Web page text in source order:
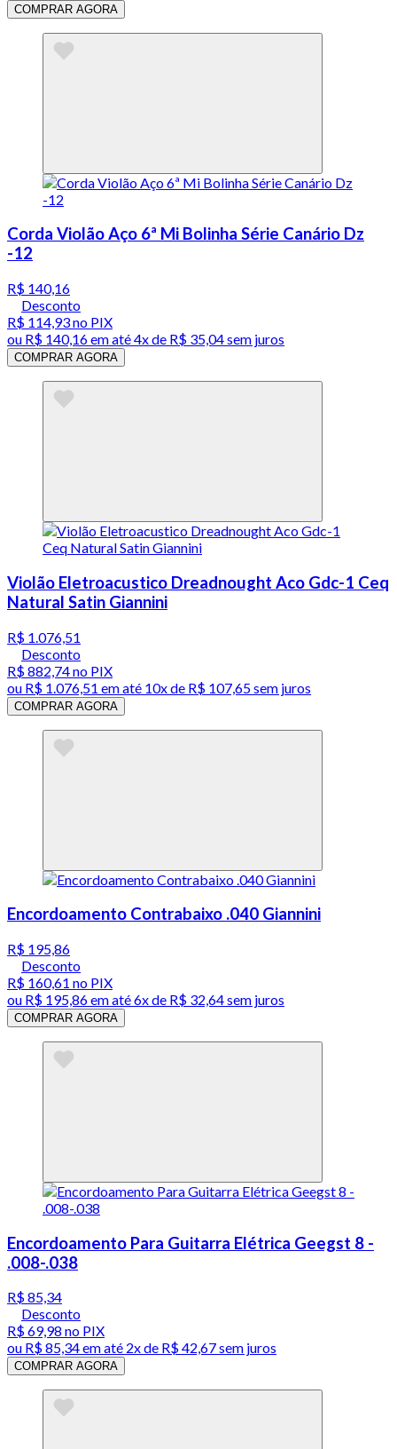
COMPRAR AGORA
Corda Violão Aço 6ª Mi Bolinha Série Canário Dz
-12
R$ 140,16
Desconto
R$ 114,93no PIX
ou R$ 140,16em até4x de R$ 35,04 sem juros
COMPRAR AGORA
Violão Eletroacustico Dreadnought Aco Gdc-1 Ceq
Natural Satin Giannini
R$ 1.076,51
Desconto
R$ 882,74no PIX
ou R$ 1.076,51 em até 10x de R$ 107,65 sem juros
COMPRAR AGORA
Encordoamento Contrabaixo .040 Giannini
R$ 195,86
Desconto
R$ 160,61 no PIX
ou R$ 195,86em até6x de R$ 32,64 sem juros
COMPRAR AGORA
Encordoamento Para Guitarra Elétrica Geegst 8 -
.008-.038
R$ 85,34
Desconto
R$ 69,98 no PIX
ou R$ 85,34em até 2x de R$ 42,67 sem juros
COMPRAR AGORA